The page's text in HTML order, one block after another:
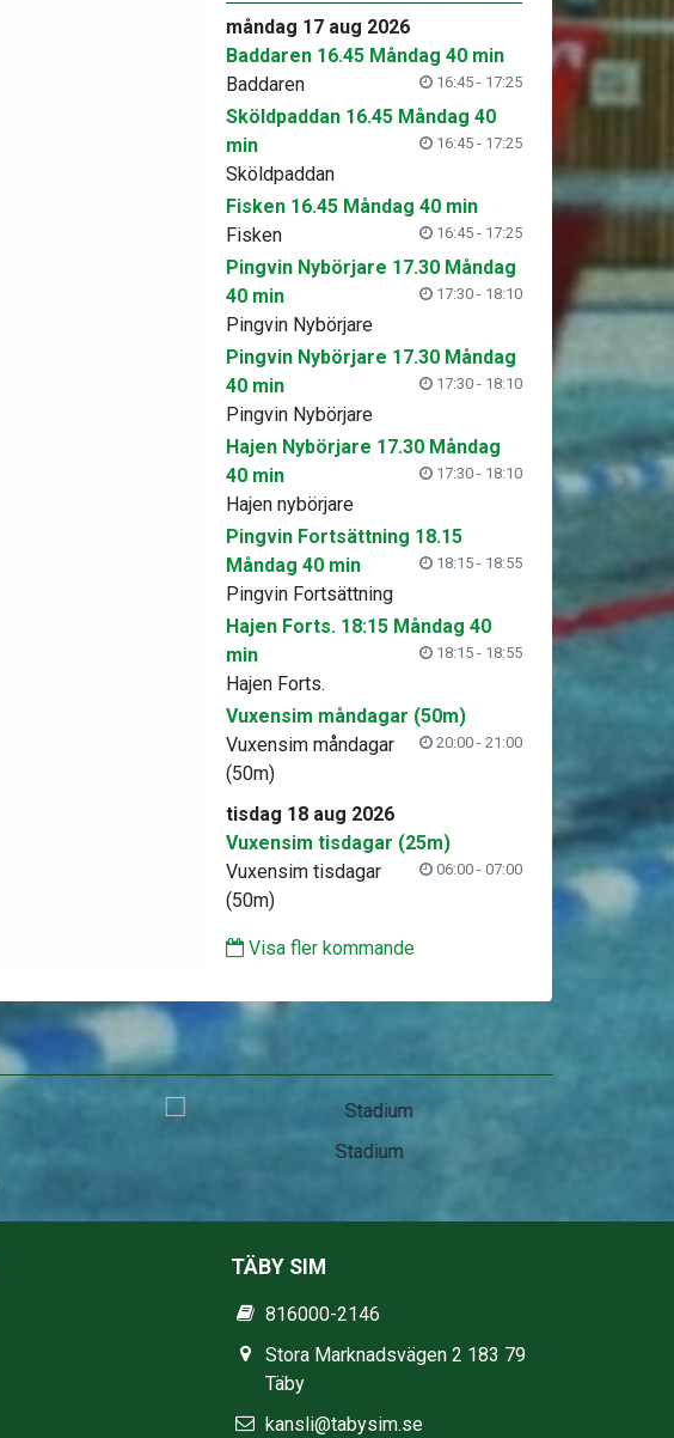
måndag 17 aug 2026
Baddaren 16.45 Måndag 40 min
16:45 - 17:25
Baddaren
Sköldpaddan 16.45 Måndag 40
min
16:45 - 17:25
Sköldpaddan
Fisken 16.45 Måndag 40 min
16:45 - 17:25
Fisken
Pingvin Nybörjare 17.30 Måndag
40 min
17:30 - 18:10
Pingvin Nybörjare
Pingvin Nybörjare 17.30 Måndag
40 min
17:30 - 18:10
Pingvin Nybörjare
Hajen Nybörjare 17.30 Måndag
40 min
17:30 - 18:10
Hajen nybörjare
Pingvin Fortsättning 18.15
Måndag 40 min
18:15 - 18:55
Pingvin Fortsättning
Hajen Forts. 18:15 Måndag 40
min
18:15 - 18:55
Hajen Forts.
Vuxensim måndagar (50m)
20:00 - 21:00
Vuxensim måndagar
(50m)
tisdag 18 aug 2026
Vuxensim tisdagar (25m)
06:00 - 07:00
Vuxensim tisdagar
(50m)
Visa fler kommande
Stadium
TÄBY SIM
816000-2146
Stora Marknadsvägen 2 183 79
Täby
kansli@tabysim.se